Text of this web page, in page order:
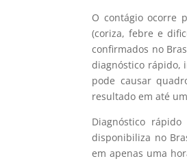
O contágio ocorre
(coriza, febre e
confirmados no
diagnóstico rápido,
pode causar
resultado em até
Diagnóstico
disponibiliza no
em apenas uma